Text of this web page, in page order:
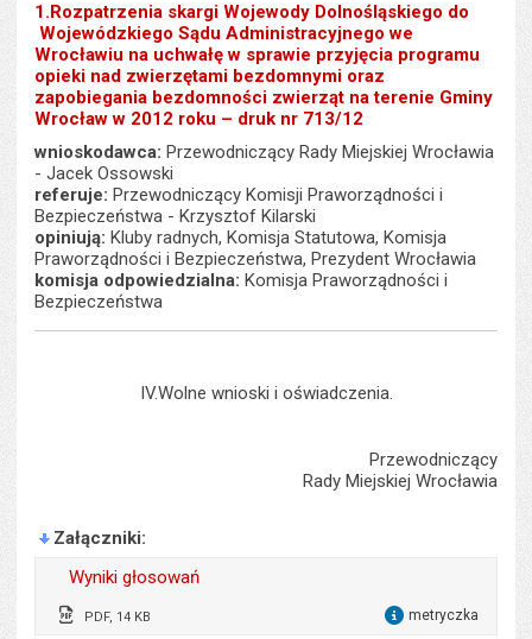
1.Rozpatrzenia skargi Wojewody Dolnośląskiego do
Wojewódzkiego Sądu Administracyjnego we
Wrocławiu na uchwałę w sprawie przyjęcia programu
opieki nad zwierzętami bezdomnymi oraz
zapobiegania bezdomności zwierząt na terenie Gminy
Wrocław w 2012 roku – druk nr 713/12
wnioskodawca: Przewodniczący Rady Miejskiej Wrocławia
- Jacek Ossowski
referuje: Przewodniczący Komisji Praworządności i
Bezpieczeństwa - Krzysztof Kilarski
opiniują: Kluby radnych, Komisja Statutowa, Komisja
Praworządności i Bezpieczeństwa, Prezydent Wrocławia
komisja odpowiedzialna: Komisja Praworządności i
Bezpieczeństwa
IV.Wolne wnioski i oświadczenia.
Przewodniczący
Rady Miejskiej Wrocławia
Załączniki
Wyniki głosowań
PDF, 14 KB metryczka